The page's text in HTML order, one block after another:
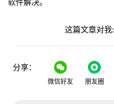
软件解决。
这篇文章对我:
分享：
微信好友 朋友圈